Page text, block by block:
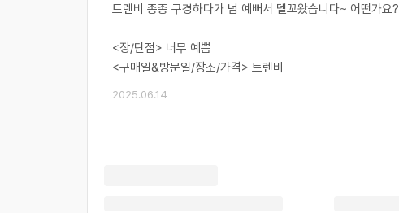
트렌비 종종 구경하다가 넘 예뻐서 델꼬왔습니다~ 어떤가요?
<장/단점> 너무 예쁨
<구매일&방문일/장소/가격> 트렌비
2025.06.14